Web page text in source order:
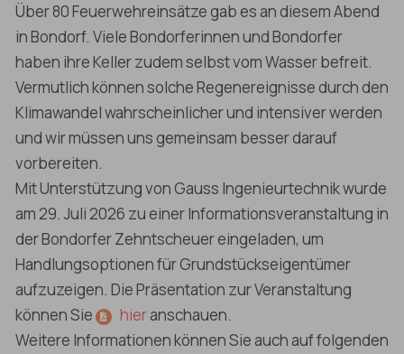
Über 80 Feuerwehreinsätze gab es an diesem Abend
in Bondorf. Viele Bondorferinnen und Bondorfer
haben ihre Keller zudem selbst vom Wasser befreit.
Vermutlich können solche Regenereignisse durch den
Klimawandel wahrscheinlicher und intensiver werden
und wir müssen uns gemeinsam besser darauf
vorbereiten.
Mit Unterstützung von Gauss Ingenieurtechnik wurde
am 29. Juli 2026 zu einer Informationsveranstaltung in
der Bondorfer Zehntscheuer eingeladen, um
Handlungsoptionen für Grundstückseigentümer
aufzuzeigen. Die Präsentation zur Veranstaltung
können Sie
hieranschauen.
Weitere Informationen können Sie auch auf folgenden